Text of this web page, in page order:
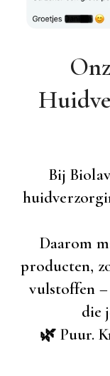
Bij
Daarom
producten,
vulstoffen
die
🌿 Puur.